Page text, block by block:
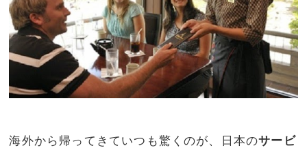
海外から帰ってきていつも驚くのが、日本のサービ